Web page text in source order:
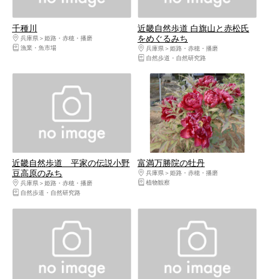
千種川
兵庫県
姫路・赤穂・播磨
漁業・魚市場
近畿自然歩道 白旗山と赤松氏
をめぐるみち
兵庫県
姫路・赤穂・播磨
自然歩道・自然研究路
近畿自然歩道 平家の伝説小野
豆高原のみち
兵庫県
姫路・赤穂・播磨
自然歩道・自然研究路
富満万勝院の牡丹
兵庫県
姫路・赤穂・播磨
植物観察